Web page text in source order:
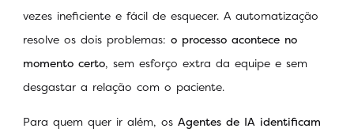
vezes ineficiente e fácil de esquecer. A automatização
resolve os dois problemas: o processo acontece no
momento certo, sem esforço extra da equipe e sem
desgastar a relação com o paciente.
Para quem quer ir além, os Agentes de IA identificam